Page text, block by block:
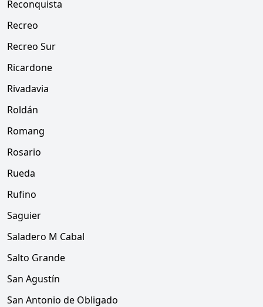
Reconquista
Recreo
Recreo Sur
Ricardone
Rivadavia
Roldán
Romang
Rosario
Rueda
Rufino
Saguier
Saladero M Cabal
Salto Grande
San Agustín
San Antonio de Obligado